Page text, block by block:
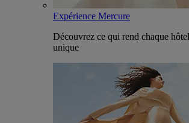
Expérience Mercure
Découvrez ce qui rend chaque
unique